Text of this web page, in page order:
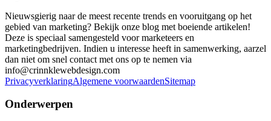
Nieuwsgierig naar de meest recente trends en vooruitgang op het
gebied van marketing? Bekijk onze blog met boeiende artikelen!
Deze is speciaal samengesteld voor marketeers en
marketingbedrijven. Indien u interesse heeft in samenwerking, aarzel
dan niet om snel contact met ons op te nemen via
info@crinnklewebdesign.com
PrivacyverklaringAlgemene voorwaardenSitemap
Onderwerpen